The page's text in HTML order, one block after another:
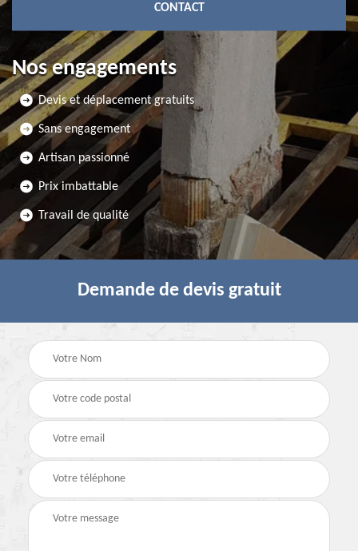
CONTACT
Nos engagements
Devis et déplacement gratuits
Sans engagement
Artisan passionné
Prix imbattable
Travail de qualité
Demande de devis gratuit